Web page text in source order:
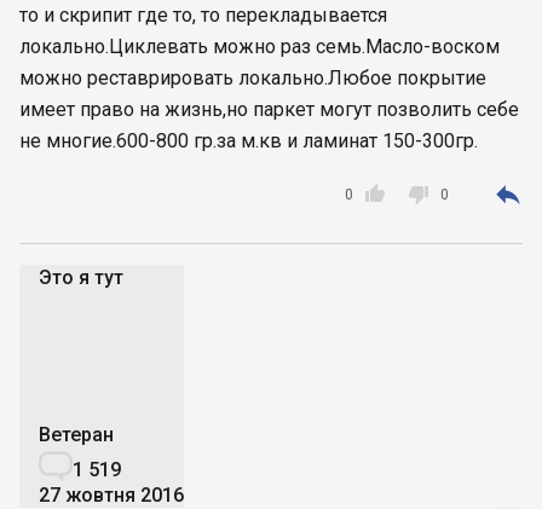
то и скрипит где то, то перекладывается
локально.Циклевать можно раз семь.Масло-воском
можно реставрировать локально.Любое покрытие
имеет право на жизнь,но паркет могут позволить себе
не многие.600-800 гр.за м.кв и ламинат 150-300гр.

0  0 
Это я тут
Ветеран
1 519
27 жовтня 2016